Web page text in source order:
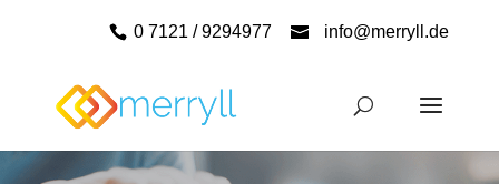
0 7121 / 9294977 info@merryll.de